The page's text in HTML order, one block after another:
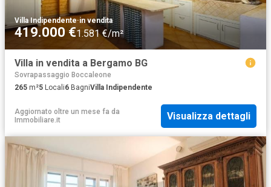
Villa Indipendente·in vendita
419.000 €1.581 €/m²
Villa in vendita a Bergamo BG
Sovrapassaggio Boccaleone
265 m²5 Locali6 BagniVilla Indipendente
Aggiornato oltre un mese fa da
Immobiliare.it
Visualizza dettagli